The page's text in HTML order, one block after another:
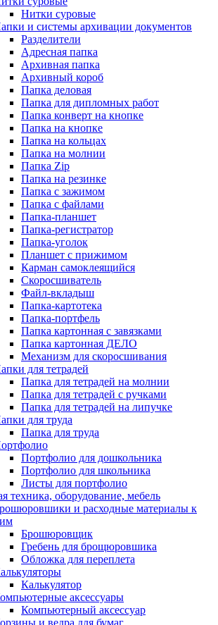
Нитки суровые
и системы архивации документов
Разделители
Адресная папка
Архивная папка
Архивный короб
Папка деловая
Папка для дипломных работ
Папка конверт на кнопке
Папка на кнопке
Папка на кольцах
Папка на молнии
Папка Zip
Папка на резинке
Папка с зажимом
Папка с файлами
Папка-планшет
Папка-регистратор
Папка-уголок
Планшет с прижимом
Карман самоклеящийся
Скоросшиватель
Файл-вкладыш
Папка-картотека
Папка-портфель
Папка картонная с завязками
Папка картонная ДЕЛО
Механизм для скоросшивания
для тетрадей
Папка для тетрадей на молнии
Папка для тетрадей с ручками
Папка для тетрадей на липучке
для труда
Папка для труда
Портфолио для дошкольника
Портфолио для школьника
Листы для портфолио
техника, оборудование, мебель
и расходные материалы к
Брошюровщик
Гребень для брощюровшика
Обложка для переплета
Калькулятор
аксессуары
Компьютерный аксессуар
и ведра для бумаг